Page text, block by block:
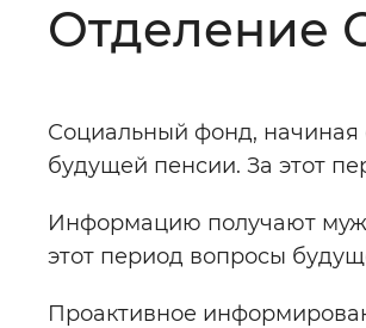
Цвет сайта:
Изображения:
Звуковой ассистент:
Отделение
Социальный фонд, начиная
будущей пенсии. За этот
Информацию получают
этот период вопросы
Проактивное